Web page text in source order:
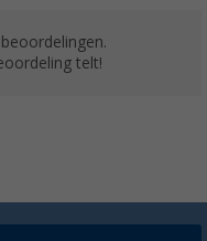
telt!